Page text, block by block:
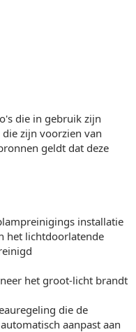
die in gebruik zijn
zijn voorzien van
geldt dat deze
installatie
het lichtdoorlatende
het groot-licht brandt
die de
aanpast aan